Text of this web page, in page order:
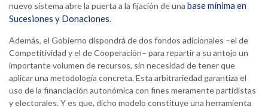
nuevo sistema abre la puerta a la fijación de una base mínima en
Sucesiones y Donaciones.
Además, el Gobierno dispondrá de dos fondos adicionales –el de
Competitividad y el de Cooperación– para repartir a su antojo un
importante volumen de recursos, sin necesidad de tener que
aplicar una metodología concreta. Esta arbitrariedad garantiza el
uso de la financiación autonómica con fines meramente partidistas
y electorales. Y es que, dicho modelo constituye una herramienta